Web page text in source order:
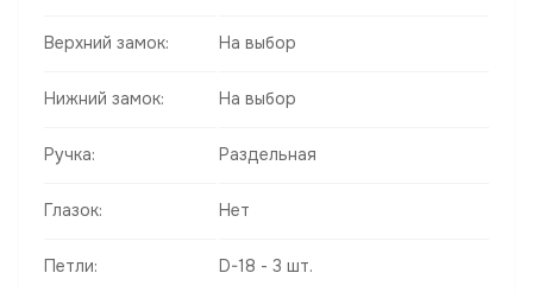
Верхний замок: На выбор
Нижний замок: На выбор
Ручка: Раздельная
Глазок: Нет
Петли: D-18 - 3 шт.